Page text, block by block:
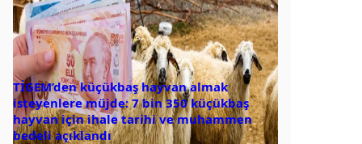
TİGEM’den küçükbaş hayvan almak
isteyenlere müjde: 7 bin 350 küçükbaş
hayvan için ihale tarihi ve muhammen
bedeli açıklandı